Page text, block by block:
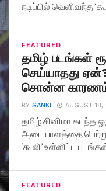
நடிப்பில் வெளிவந்த
FEATURED
தமிழ் படங்கள்
செய்யாதது
சொன்ன
BYSANKI AUGUST
தமிழ் சினிமா கடந்த
அடையாளத்தை
‘கூலி’ உள்ளிட்ட
FEATURED